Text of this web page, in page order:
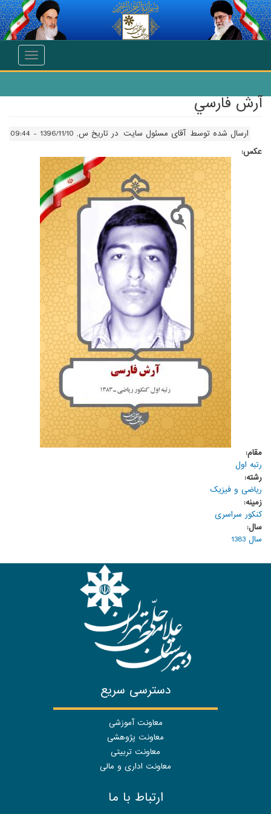
انتقال به محتوای اصلی
Toggle
آرش فارسي
ارسال شده توسط آقای مسئول سایت در تاریخ س, 1396/11/10 - 09:44
عکس:
مقام:
رتبه اول
رشته:
ریاضی و فیزیک
زمینه:
کنکور سراسری
سال:
سال 1383
دسترسی سریع
معاونت آموزشی
معاونت پژوهشی
معاونت تربیتی
معاونت اداری و مالی
ارتباط با ما